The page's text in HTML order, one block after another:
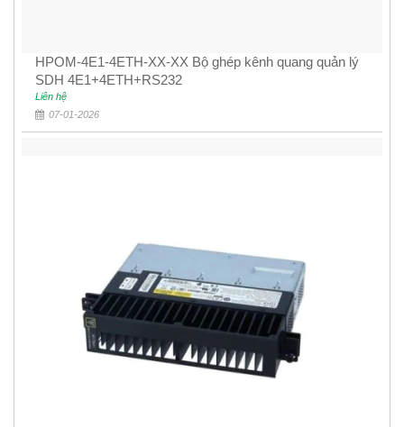
HPOM-4E1-4ETH-XX-XX Bộ ghép kênh quang quản lý
SDH 4E1+4ETH+RS232
Liên hệ
07-01-2026